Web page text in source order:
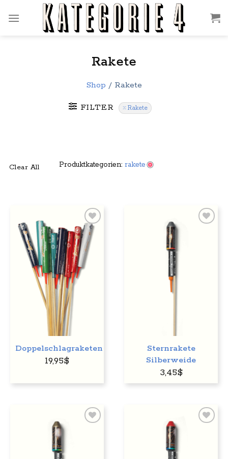
Inhalt
Rakete
Shop / Rakete
FILTER Rakete
Clear All Produktkategorien: rakete
Auf
den
Wunschzettel
Doppelschlagraketen
19,95$
Sternrakete
Silberweide
3,45$
Wunschzettel